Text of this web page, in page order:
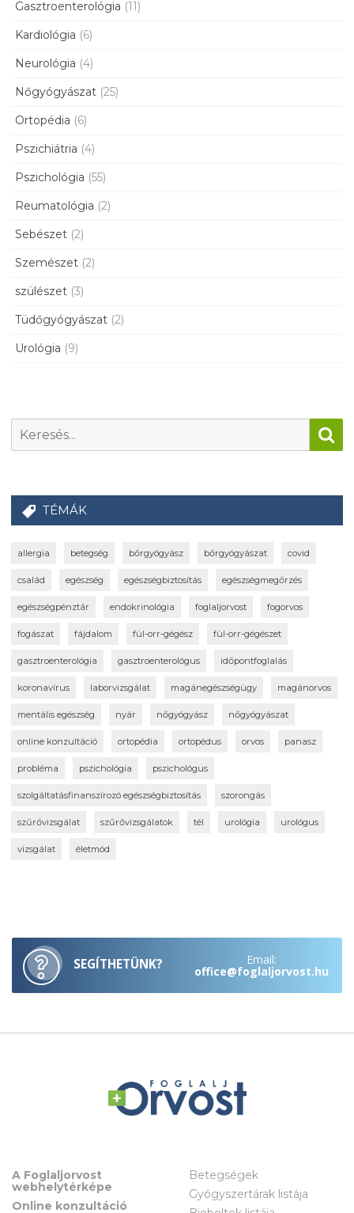
Gasztroenterológia (11)
Kardiológia (6)
Neurológia (4)
Nőgyógyászat (25)
Ortopédia (6)
Pszichiátria (4)
Pszichológia (55)
Reumatológia (2)
Sebészet (2)
Szemészet (2)
szülészet (3)
Tüdőgyógyászat (2)
Urológia (9)
TÉMÁK
allergia betegség bőrgyógyász bőrgyógyászat covid
család egészség egészségbiztosítás egészségmegőrzés
egészségpénztár endokrinológia foglaljorvost fogorvos
fogászat fájdalom fül-orr-gégész fül-orr-gégészet
gasztroenterológia gasztroenterológus időpontfoglalás
koronavírus laborvizsgálat magánegészségügy magánorvos
mentális egészség nyár nőgyógyász nőgyógyászat
online konzultáció ortopédia ortopédus orvos panasz
probléma pszichológia pszichológus
szolgáltatásfinanszírozó egészségbiztosítás szorongás
szűrővizsgálat szűrővizsgálatok tél urológia urológus
vizsgálat életmód
SEGÍTHETÜNK? Email:
office@foglaljorvost.hu
A Foglaljorvost
webhelytérképe
Online konzultáció
Betegségek
Gyógyszertárak listája